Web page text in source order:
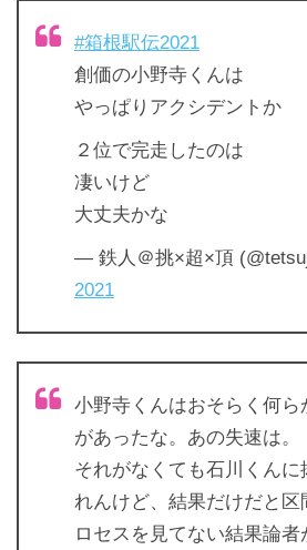
#箱根駅伝2021
創価の小野寺くんは
やっぱりアクシデントか
２位で完走したのは
凄いけど
大丈夫かな
— 鉄人＠挑×超×頂
2021
小野寺くんはおそらく何ら
があったな。あの失速は。
それがなくても石川くんに
れんけど、結果だけだと
ロセスを見てない結果論